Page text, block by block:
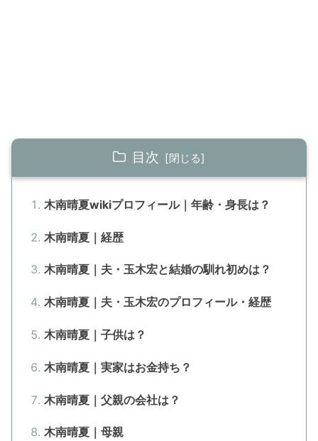
目次
木南晴夏wikiプロフィール｜年齢・身長は？
木南晴夏｜経歴
木南晴夏｜夫・玉木宏と結婚の馴れ初めは？
木南晴夏｜夫・玉木宏のプロフィール・経歴
木南晴夏｜子供は？
木南晴夏｜実家はお金持ち？
木南晴夏｜父親の会社は？
木南晴夏｜母親